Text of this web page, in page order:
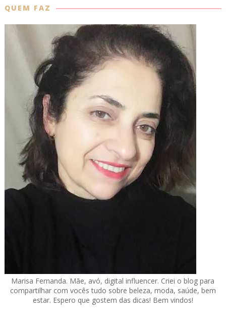
QUEM FAZ
Marisa Fernanda. Mãe, avó, digital influencer. Criei o blog para
compartilhar com vocês tudo sobre beleza, moda, saúde, bem
estar. Espero que gostem das dicas! Bem vindos!